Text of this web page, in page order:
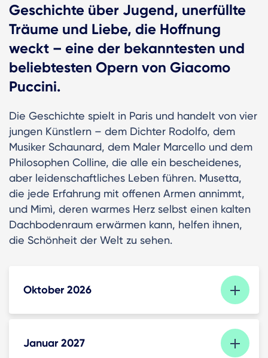
Geschichte über Jugend, unerfüllte
Träume und Liebe, die Hoffnung
weckt – eine der bekanntesten und
beliebtesten Opern von Giacomo
Puccini.
Die Geschichte spielt in Paris und handelt von vier
jungen Künstlern – dem Dichter Rodolfo, dem
Musiker Schaunard, dem Maler Marcello und dem
Philosophen Colline, die alle ein bescheidenes,
aber leidenschaftliches Leben führen. Musetta,
die jede Erfahrung mit offenen Armen annimmt,
und Mimì, deren warmes Herz selbst einen kalten
Dachbodenraum erwärmen kann, helfen ihnen,
die Schönheit der Welt zu sehen.
Oktober 2026
Januar 2027